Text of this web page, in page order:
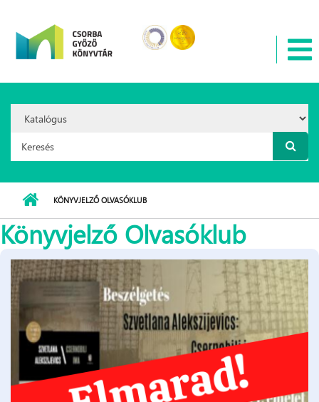
Option:
Keresés űrlap
KÖNYVJELZŐ OLVASÓKLUB
Könyvjelző Olvasóklub